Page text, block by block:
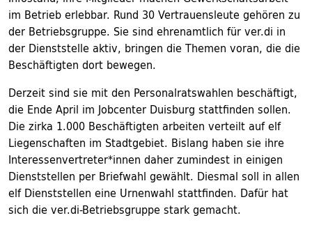
im Betrieb erlebbar. Rund 30 Vertrauensleute gehören zu
der Betriebsgruppe. Sie sind ehrenamtlich für ver.di in
der Dienststelle aktiv, bringen die Themen voran, die die
Beschäftigten dort bewegen.
Derzeit sind sie mit den Personalratswahlen beschäftigt,
die Ende April im Jobcenter Duisburg stattfinden sollen.
Die zirka 1.000 Beschäftigten arbeiten verteilt auf elf
Liegenschaften im Stadtgebiet. Bislang haben sie ihre
Interessenvertreter*innen daher zumindest in einigen
Dienststellen per Briefwahl gewählt. Diesmal soll in allen
elf Dienststellen eine Urnenwahl stattfinden. Dafür hat
sich die ver.di-Betriebsgruppe stark gemacht.